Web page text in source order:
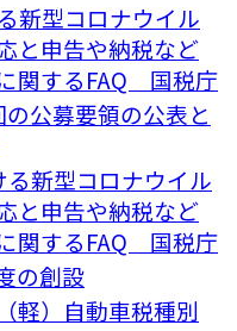
新型コロナウイル
と申告や納税など
関するFAQ 国税庁
公募要領の公表と
新型コロナウイル
と申告や納税など
関するFAQ 国税庁
の創設
軽）自動車税種別